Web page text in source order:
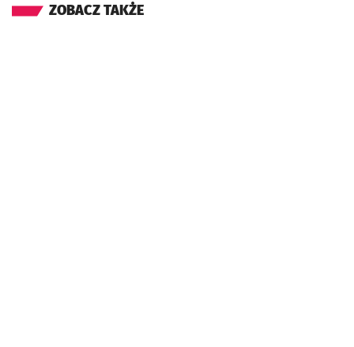
ZOBACZ TAKŻE